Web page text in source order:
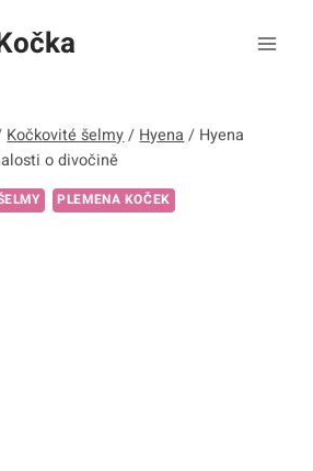
Kočkovité šelmy / Hyena / Hyena
o divočině
PLEMENA KOČEK